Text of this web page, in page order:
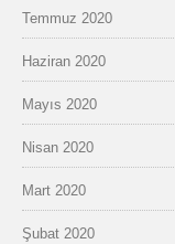
Temmuz 2020
Haziran 2020
Mayıs 2020
Nisan 2020
Mart 2020
Şubat 2020